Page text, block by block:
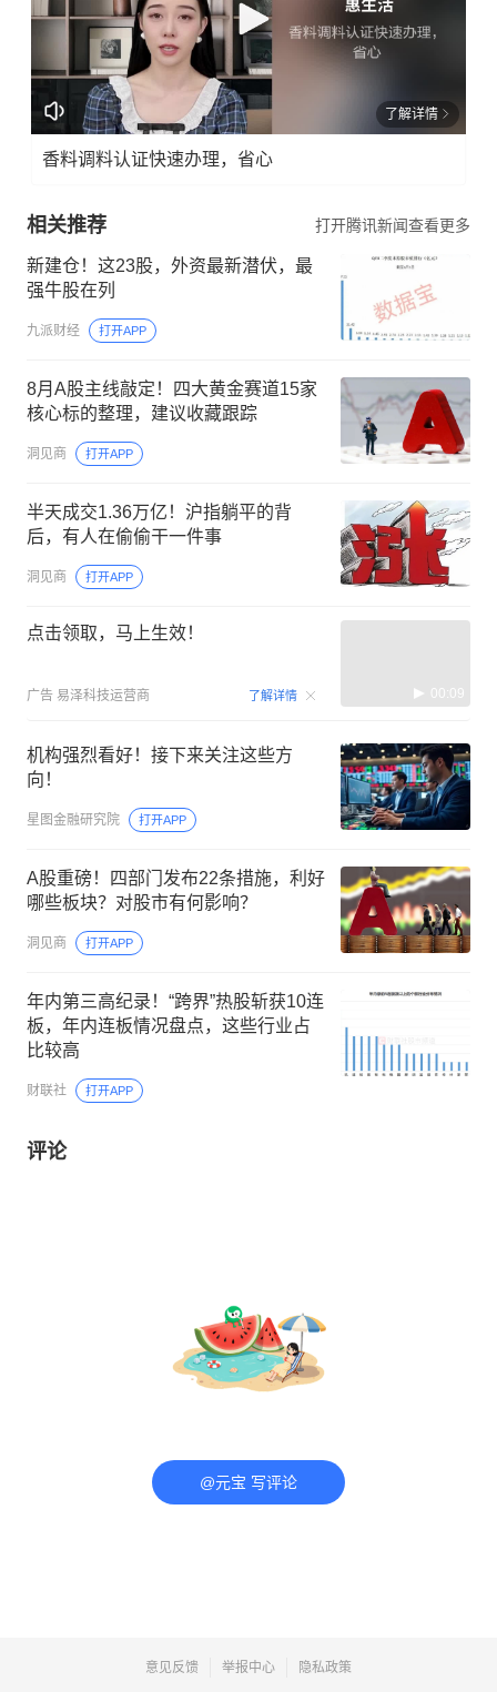
了解详情
香料调料认证快速办理，省心
相关推荐 打开腾讯新闻查看更多
新建仓！这23股，外资最新潜伏，最
强牛股在列
九派财经 打开APP
8月A股主线敲定！四大黄金赛道15家
核心标的整理，建议收藏跟踪
洞见商 打开APP
半天成交1.36万亿！沪指躺平的背
后，有人在偷偷干一件事
洞见商 打开APP
点击领取，马上生效！
广告 易泽科技运营商 了解详情 00:09
机构强烈看好！接下来关注这些方
向！
星图金融研究院 打开APP
A股重磅！四部门发布22条措施，利好
哪些板块？对股市有何影响？
洞见商 打开APP
年内第三高纪录！“跨界”热股斩获10连
板，年内连板情况盘点，这些行业占
比较高
财联社 打开APP
评论
@元宝 写评论
意见反馈 举报中心 隐私政策